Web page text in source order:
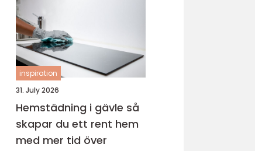
inspiration
31. July 2026
Hemstädning i gävle så
skapar du ett rent hem
med mer tid över